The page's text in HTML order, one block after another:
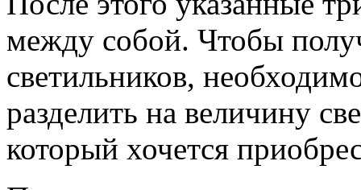
между собой. Чтобы
светильников,
разделить на величину
который хочется